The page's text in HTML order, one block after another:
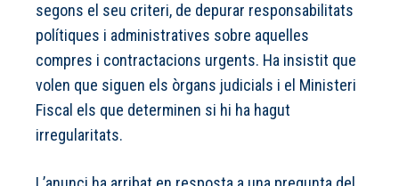
segons el seu criteri, de depurar responsabilitats
polítiques i administratives sobre aquelles
compres i contractacions urgents. Ha insistit que
volen que siguen els òrgans judicials i el Ministeri
Fiscal els que determinen si hi ha hagut
irregularitats.